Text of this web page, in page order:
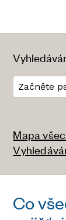
Mapa
Co